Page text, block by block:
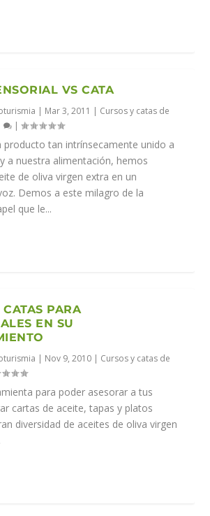
VS CATA
| Mar 3, 2011 | Cursos y catas de
|
producto tan intrínsecamente unido a
a nuestra alimentación, hemos
de oliva virgen extra en un
Demos a este milagro de la
que le...
PARA
EN SU
| Nov 9, 2010 | Cursos y catas de
para poder asesorar a tus
cartas de aceite, tapas y platos
diversidad de aceites de oliva virgen